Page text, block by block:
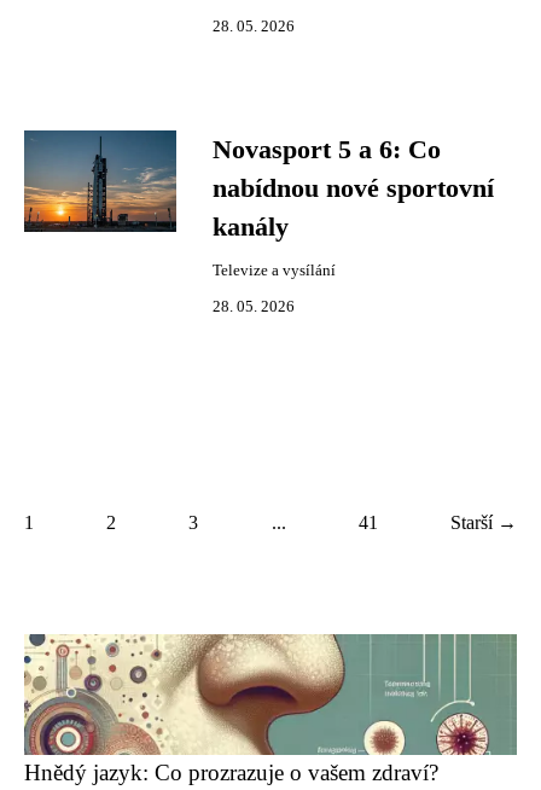
28. 05. 2026
Novasport 5 a 6: Co
nabídnou nové sportovní
kanály
Televize a vysílání
28. 05. 2026
1 2 3 ... 41 Starší →
Hnědý jazyk: Co prozrazuje o vašem zdraví?